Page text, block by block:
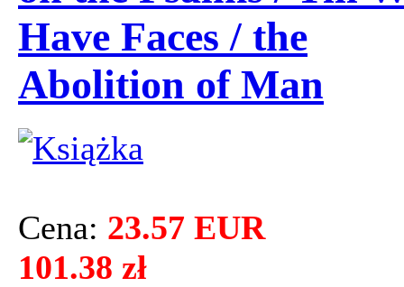
Have Faces / the
Abolition of Man
Cena: 23.57 EUR
101.38 zł